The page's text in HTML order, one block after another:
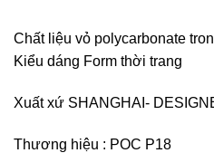
Chất liệu vỏ polycarbonate
Kiểu dáng Form thời trang
Xuất xứ SHANGHAI-
Thương hiệu : POC P18